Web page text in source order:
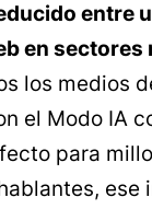
entre
en sectores
los medios
el Modo IA
para
ese